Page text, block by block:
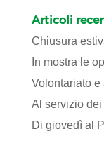
Articoli
Chiusura
In mostra le
Volontariato e
Al servizio
Di giovedì al